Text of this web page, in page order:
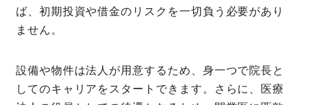
ば、初期投資や借金のリスクを一切負う必要があり
ません。
設備や物件は法人が用意するため、身一つで院長と
してのキャリアをスタートできます。さらに、医療